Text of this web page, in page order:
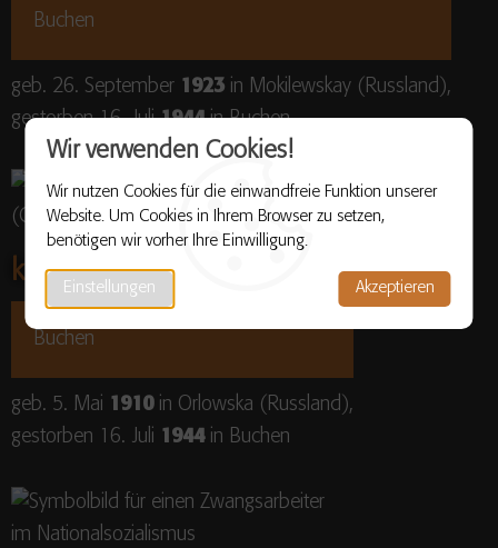
Wir verwenden Cookies!
Wir nutzen Cookies für die einwandfreie Funktion unserer
Website. Um Cookies in Ihrem Browser zu setzen,
benötigen wir vorher Ihre Einwilligung.
Einstellungen Akzeptieren
Buchen
geb. 26. September 1923 in Mokilewskay (Russland),
gestorben 16. Juli1944in Buchen
kupez, anastasia
Buchen
geb. 5. Mai 1910in Orlowska (Russland),
gestorben 16. Juli 1944in Buchen